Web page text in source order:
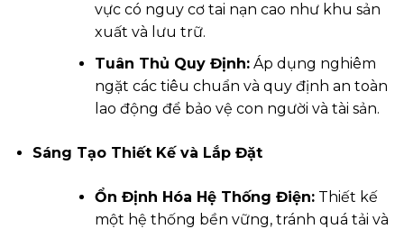
vực có nguy cơ tai nạn cao như khu sản
xuất và lưu trữ.
Tuân Thủ Quy Định:Áp dụng nghiêm
ngặt các tiêu chuẩn và quy định an toàn
lao động để bảo vệ con người và tài sản.
Sáng Tạo Thiết Kế và Lắp Đặt
Ổn Định Hóa Hệ Thống Điện:Thiết kế
một hệ thống bền vững, tránh quá tải và